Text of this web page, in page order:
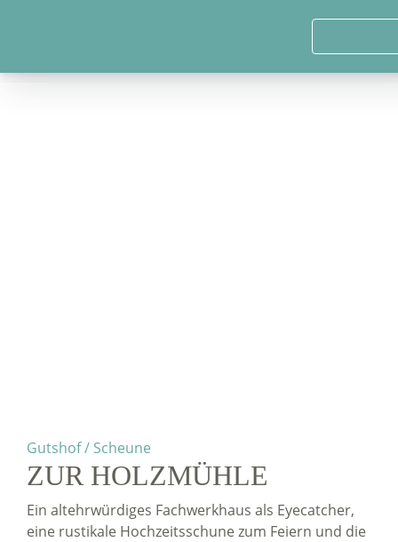
Gutshof / Scheune
ZUR HOLZMÜHLE
Ein altehrwürdiges Fachwerkhaus als Eyecatcher,
eine rustikale Hochzeitsschune zum Feiern und die